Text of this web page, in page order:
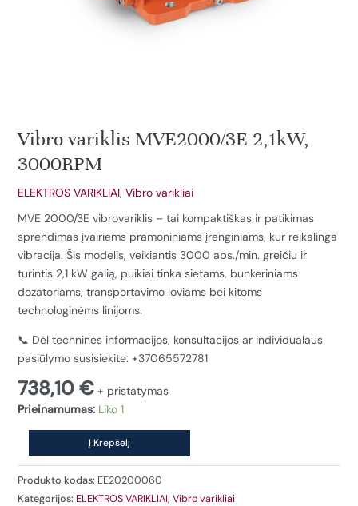
Vibro variklis MVE2000/3E 2,1kW,
3000RPM
ELEKTROS VARIKLIAI, Vibro varikliai
MVE 2000/3E vibrovariklis – tai kompaktiškas ir patikimas
sprendimas įvairiems pramoniniams įrenginiams, kur reikalinga
vibracija. Šis modelis, veikiantis 3000 aps./min. greičiu ir
turintis 2,1 kW galią, puikiai tinka sietams, bunkeriniams
dozatoriams, transportavimo loviams bei kitoms
technologinėms linijoms.
📞 Dėl techninės informacijos, konsultacijos ar individualaus
pasiūlymo susisiekite: +37065572781
738,10€ + pristatymas
Prieinamumas: Liko 1
kiekis:
Vibro
variklis
Į Krepšelį
Produkto kodas: EE20200060
Kategorijos: ELEKTROS VARIKLIAI, Vibro varikliai